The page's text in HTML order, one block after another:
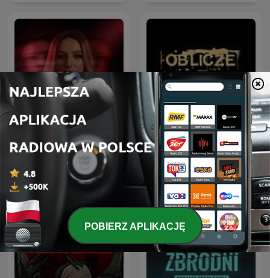
Olga Herring True Crime Oblicze Zbrodni
POBIERZ APLIKACJĘ